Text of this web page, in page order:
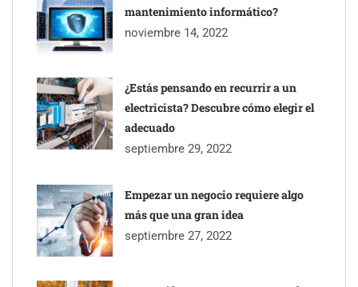
Gestoría Online reduce a unas horas el alta de autónomo
mantenimiento informático?
noviembre 14, 2022
¿Estás pensando en recurrir a un
electricista? Descubre cómo elegir el
adecuado
septiembre 29, 2022
Empezar un negocio requiere algo
más que una gran idea
septiembre 27, 2022